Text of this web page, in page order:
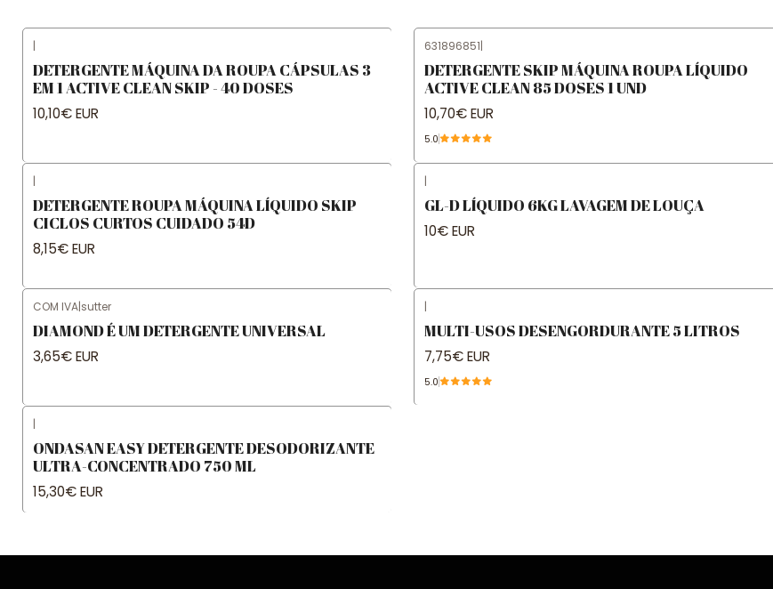
|
DETERGENTE MÁQUINA DA ROUPA CÁPSULAS 3
EM 1 ACTIVE CLEAN SKIP - 40 DOSES
10,10€ EUR
631896851|
DETERGENTE SKIP MÁQUINA ROUPA LÍQUIDO
ACTIVE CLEAN 85 DOSES 1 UND
10,70€ EUR
5.0
|
DETERGENTE ROUPA MÁQUINA LÍQUIDO SKIP
CICLOS CURTOS CUIDADO 54D
8,15€ EUR
|
GL-D LÍQUIDO 6KG LAVAGEM DE LOUÇA
10€ EUR
COM IVA|sutter
DIAMOND É UM DETERGENTE UNIVERSAL
3,65€ EUR
|
MULTI-USOS DESENGORDURANTE 5 LITROS
7,75€ EUR
5.0
|
ONDASAN EASY DETERGENTE DESODORIZANTE
ULTRA-CONCENTRADO 750 ML
15,30€ EUR